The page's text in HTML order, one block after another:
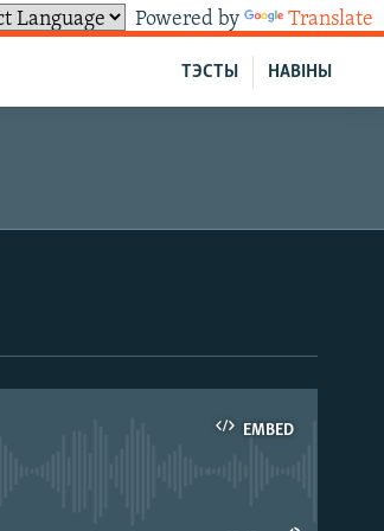
Powered by Translate
НАВІНЫ
ТЭСТЫ
EMBED